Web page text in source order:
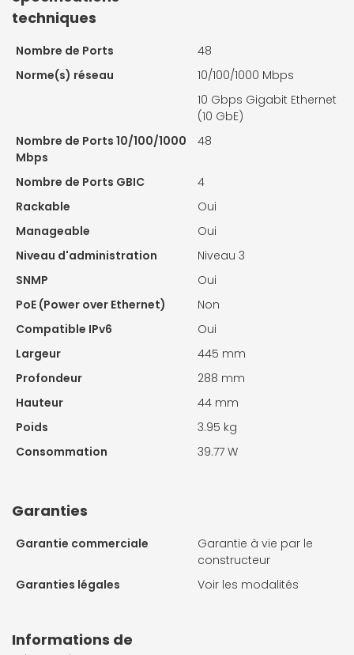
techniques
Nombre de Ports
48
Norme(s) réseau
10/100/1000 Mbps
10 Gbps Gigabit Ethernet
(10 GbE)
Nombre de Ports 10/100/1000
Mbps
48
Nombre de Ports GBIC
4
Rackable
Oui
Manageable
Oui
Niveau d'administration
Niveau 3
SNMP
Oui
PoE (Power over Ethernet)
Non
Compatible IPv6
Oui
Largeur
445 mm
Profondeur
288 mm
Hauteur
44 mm
Poids
3.95 kg
Consommation
39.77 W
Garanties
Garantie commerciale
Garantie à vie par le
constructeur
Garanties légales
Voir les modalités
Informations de